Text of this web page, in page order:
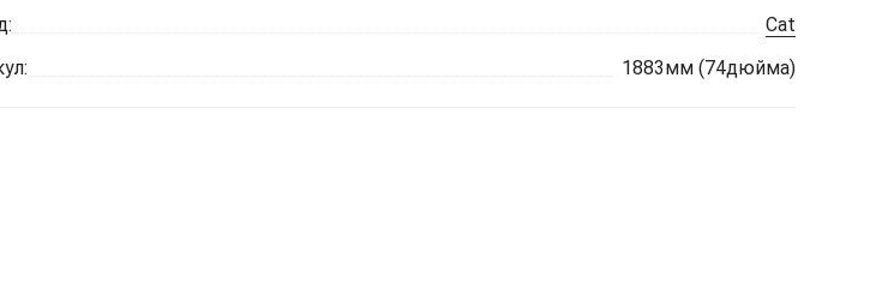
Cat
1883мм (74дюйма)